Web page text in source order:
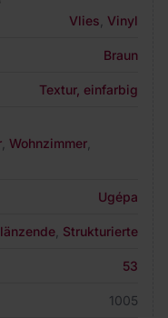
Vlies Vinyl
Braun
Textur, einfarbig
Wohnzimmer
Ugépa
Strukturierte
53
1005